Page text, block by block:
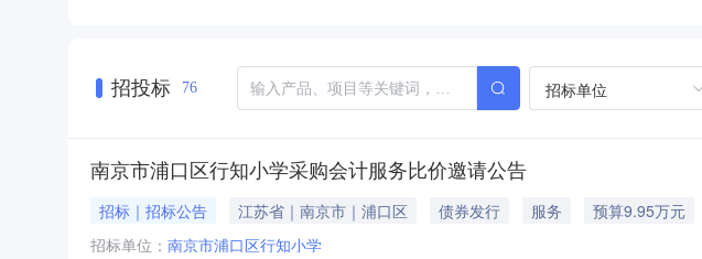
招投标 76 招标单位
南京市浦口区行知小学采购会计服务比价邀请公告
招标｜招标公告 江苏省｜南京市｜浦口区 债券发行 服务
预算9.95万元
招标单位： 南京市浦口区行知小学